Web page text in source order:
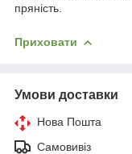
пряність.
Приховати
Умови доставки
Нова Пошта
Самовивіз